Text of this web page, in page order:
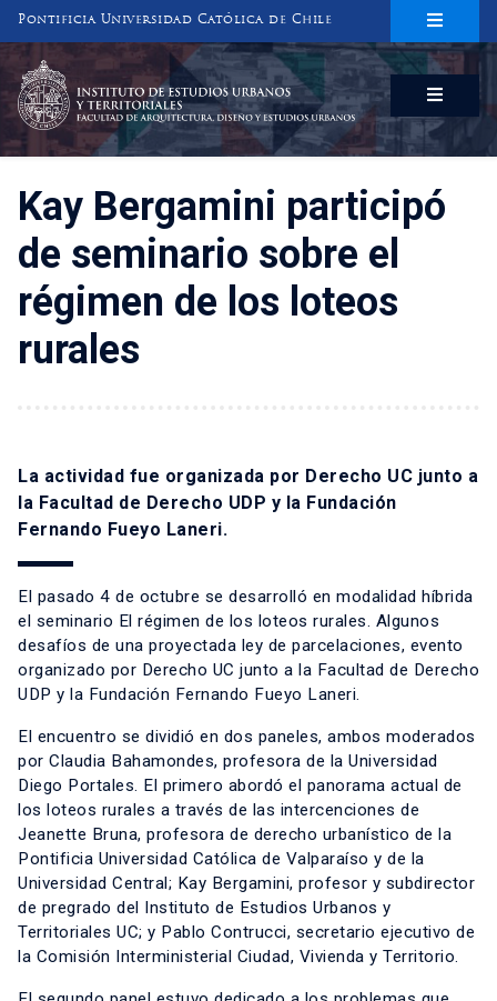
Pontificia Universidad Católica de Chile
INSTITUTO DE ESTUDIOS URBANOS
Y TERRITORIALES
FACULTAD DE ARQUITECTURA, DISEÑO Y ESTUDIOS URBANOS
Kay Bergamini participó
de seminario sobre el
régimen de los loteos
rurales
La actividad fue organizada por Derecho UC junto a
la Facultad de Derecho UDP y la Fundación
Fernando Fueyo Laneri.
El pasado 4 de octubre se desarrolló en modalidad híbrida
el seminario El régimen de los loteos rurales. Algunos
desafíos de una proyectada ley de parcelaciones, evento
organizado por Derecho UC junto a la Facultad de Derecho
UDP y la Fundación Fernando Fueyo Laneri.
El encuentro se dividió en dos paneles, ambos moderados
por Claudia Bahamondes, profesora de la Universidad
Diego Portales. El primero abordó el panorama actual de
los loteos rurales a través de las intercenciones de
Jeanette Bruna, profesora de derecho urbanístico de la
Pontificia Universidad Católica de Valparaíso y de la
Universidad Central; Kay Bergamini, profesor y subdirector
de pregrado del Instituto de Estudios Urbanos y
Territoriales UC; y Pablo Contrucci, secretario ejecutivo de
la Comisión Interministerial Ciudad, Vivienda y Territorio.